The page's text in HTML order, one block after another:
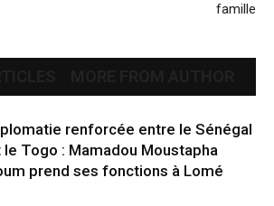
famille
renforcée entre le Sénégal
le Togo : Mamadou Moustapha
prend ses fonctions à Lomé